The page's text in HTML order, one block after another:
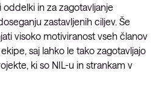
in za zagotavljanje
zastavljenih ciljev. Še
visoko motiviranost vseh članov
saj lahko le tako zagotavljajo
ki so NIL-u in strankam v